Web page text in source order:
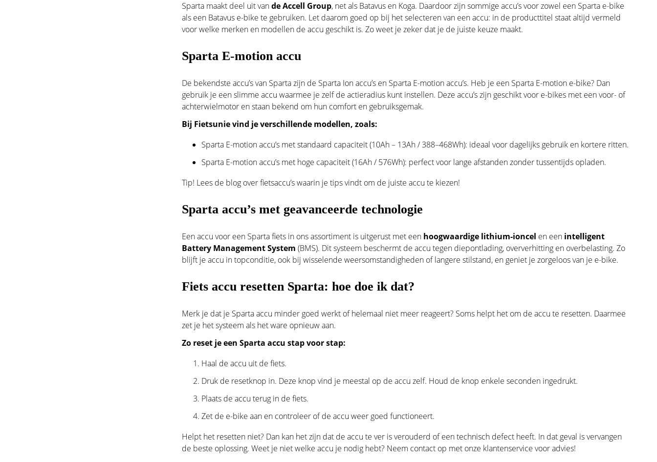
Sparta maakt deel uit vande Accell Group, net als Batavus en Koga. Daardoor zijn sommige accu’s voor zowel een Sparta e-bike
als een Batavus e-bike te gebruiken. Let daarom goed op bij het selecteren van een accu: in de producttitel staat altijd vermeld
voor welke merken en modellen de accu geschikt is. Zo weet je zeker dat je de juiste keuze maakt.
Sparta E-motion accu
De bekendste accu’s van Sparta zijn de Sparta Ion accu’s en Sparta E-motion accu’s. Heb je een Sparta E-motion e-bike? Dan
gebruik je een slimme accu waarmee je zelf de actieradius kunt instellen. Deze accu’s zijn geschikt voor e-bikes met een voor- of
achterwielmotor en staan bekend om hun comfort en gebruiksgemak.
Bij Fietsunie vind je verschillende modellen, zoals:
Sparta E-motion accu’s met standaard capaciteit (10Ah – 13Ah / 388–468Wh): ideaal voor dagelijks gebruik en kortere ritten.
Sparta E-motion accu’s met hoge capaciteit (16Ah / 576Wh): perfect voor lange afstanden zonder tussentijds opladen.
Tip! Lees de blog over fietsaccu’swaarin je tips vindt om de juiste accu te kiezen!
Sparta accu’s met geavanceerde technologie
Een accu voor een Sparta fiets in ons assortiment is uitgerust met een hoogwaardige lithium-ioncel en een intelligent
Battery Management System (BMS). Dit systeem beschermt de accu tegen diepontlading, oververhitting en overbelasting. Zo
blijft je accu in topconditie, ook bij wisselende weersomstandigheden of langere stilstand, en geniet je zorgeloos van je e-bike.
Fiets accu resetten Sparta: hoe doe ik dat?
Merk je dat je Sparta accu minder goed werkt of helemaal niet meer reageert? Soms helpt het om de accu te resetten. Daarmee
zet je het systeem als het ware opnieuw aan.
Zo reset je een Sparta accu stap voor stap:
Haal de accu uit de fiets.
Druk de resetknop in. Deze knop vind je meestal op de accu zelf. Houd de knop enkele seconden ingedrukt.
Plaats de accu terug in de fiets.
Zet de e-bike aan en controleer of de accu weer goed functioneert.
Helpt het resetten niet? Dan kan het zijn dat de accu te ver is verouderd of een technisch defect heeft. In dat geval is vervangen
de beste oplossing. Weet je niet welke accu je nodig hebt? Neem contact op met onze klantenservice voor advies!